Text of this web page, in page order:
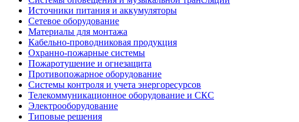
Источники питания и аккумуляторы
Сетевое оборудование
Материалы для монтажа
Кабельно-проводниковая продукция
Охранно-пожарные системы
Пожаротушение и огнезащита
Противопожарное оборудование
Системы контроля и учета энергоресурсов
Телекоммуникационное оборудование и СКС
Электрооборудование
Типовые решения